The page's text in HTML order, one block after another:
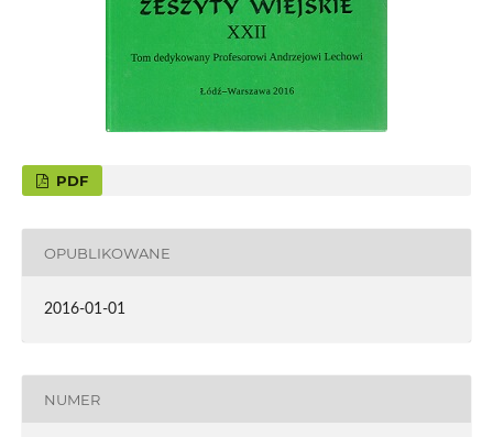
PDF
OPUBLIKOWANE
2016-01-01
NUMER